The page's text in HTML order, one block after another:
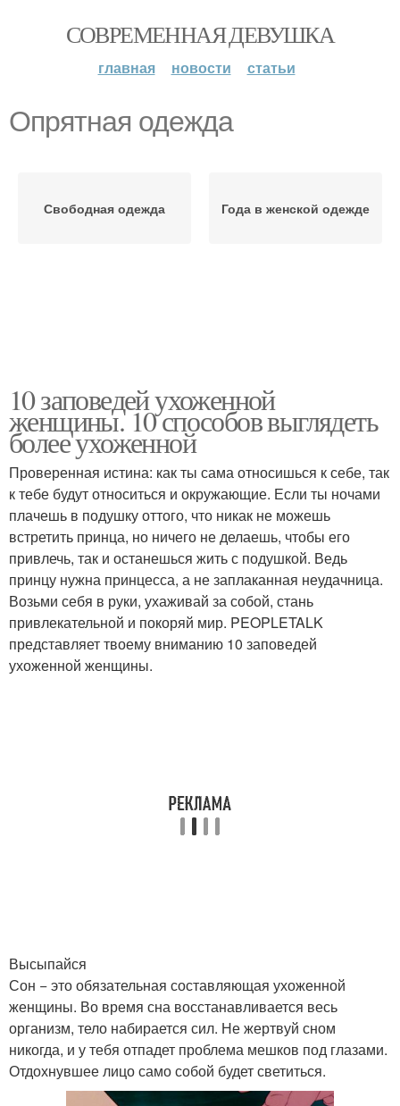
СОВРЕМЕННАЯ ДЕВУШКА
главная новости статьи
Опрятная одежда
Свободная одежда Года в женской одежде
10 заповедей ухоженной
женщины. 10 способов выглядеть
более ухоженной
Проверенная истина: как ты сама относишься к себе, так
к тебе будут относиться и окружающие. Если ты ночами
плачешь в подушку оттого, что никак не можешь
встретить принца, но ничего не делаешь, чтобы его
привлечь, так и останешься жить с подушкой. Ведь
принцу нужна принцесса, а не заплаканная неудачница.
Возьми себя в руки, ухаживай за собой, стань
привлекательной и покоряй мир. PEOPLETALK
представляет твоему вниманию 10 заповедей
ухоженной женщины.
Высыпайся
Сон − это обязательная составляющая ухоженной
женщины. Во время сна восстанавливается весь
организм, тело набирается сил. Не жертвуй сном
никогда, и у тебя отпадет проблема мешков под глазами.
Отдохнувшее лицо само собой будет светиться.